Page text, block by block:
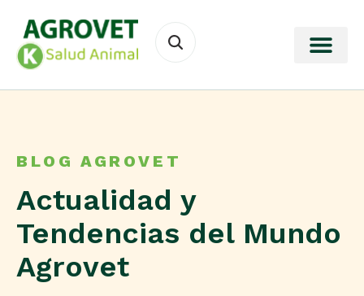
BLOG AGROVET
Actualidad y
Tendencias del Mundo
Agrovet